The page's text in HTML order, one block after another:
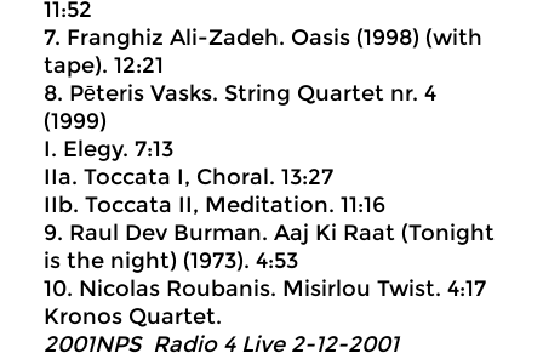
11:52
7. Franghiz Ali-Zadeh. Oasis (1998) (with
tape). 12:21
8. Pēteris Vasks. String Quartet nr. 4
(1999)
I. Elegy. 7:13
IIa. Toccata I, Choral. 13:27
IIb. Toccata II, Meditation. 11:16
9. Raul Dev Burman. Aaj Ki Raat (Tonight
is the night) (1973). 4:53
10. Nicolas Roubanis. Misirlou Twist. 4:17
Kronos Quartet.
2001NPS Radio 4 Live 2-12-2001